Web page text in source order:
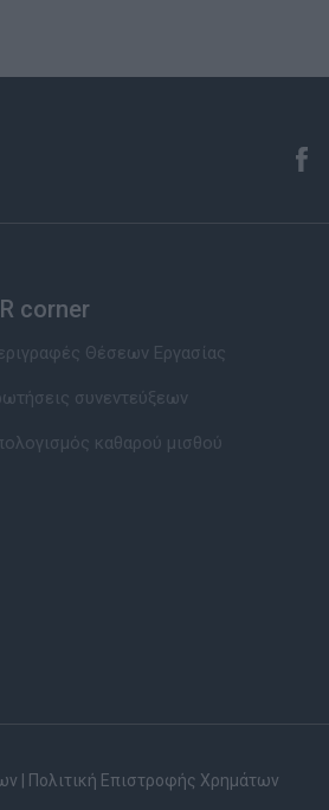
corner
Θέσεων Εργασίας
συνεντεύξεων
καθαρού μισθού
Πολιτική Επιστροφής Χρημάτων